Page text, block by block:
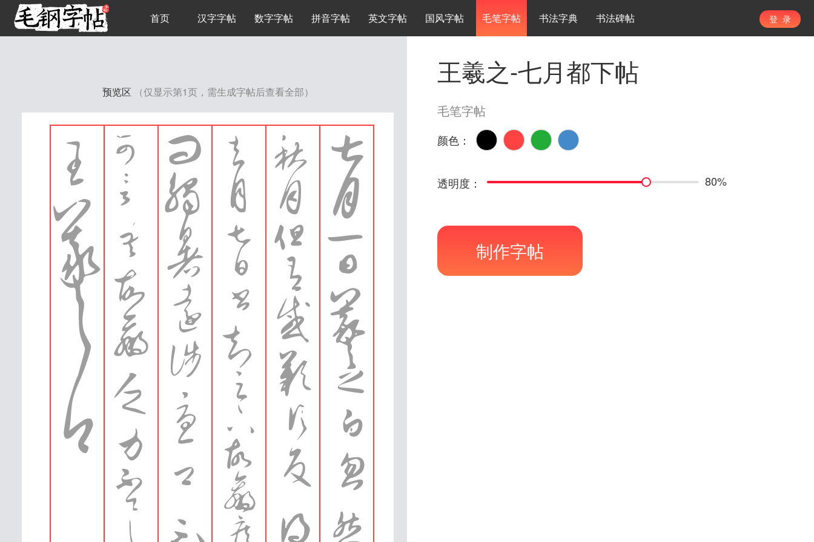
首页 汉字字帖 数字字帖 拼音字帖 英文字帖 国风字帖 毛笔字帖 书法字典 书法碑帖 登 录
预览区 （仅显示第1页，需生成字帖后查看全部）
王羲之-七月都下帖
毛笔字帖
颜色：
透明度： 80%
制作字帖